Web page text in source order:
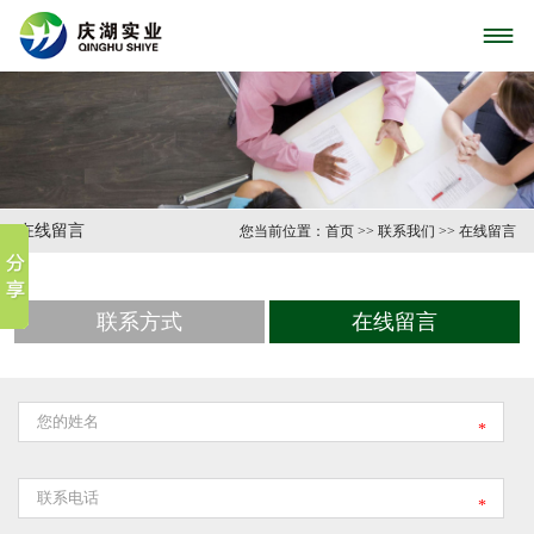

在线留言 您当前位置： 首页 >> 联系我们 >> 在线留言
联系方式 在线留言
*
*